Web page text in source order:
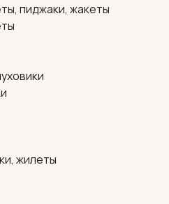
пиджаки, жакеты
жилеты